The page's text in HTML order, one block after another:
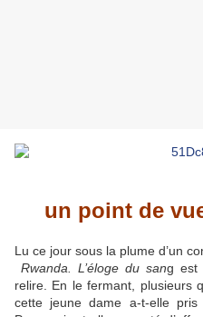
un point de
Lu ce jour sous la plume d’un
Rwanda. L’éloge du sang est
relire. En le fermant, plusieurs
cette jeune dame a-t-elle